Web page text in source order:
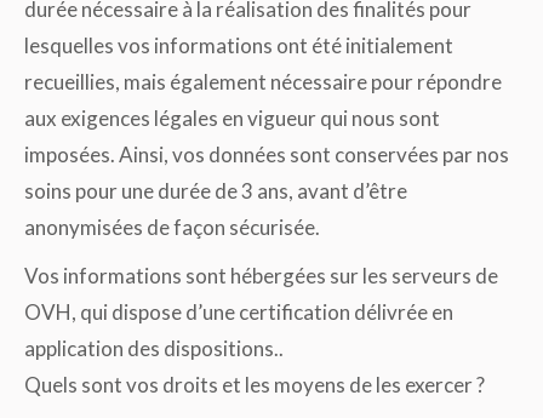
durée nécessaire à la réalisation des finalités pour
lesquelles vos informations ont été initialement
recueillies, mais également nécessaire pour répondre
aux exigences légales en vigueur qui nous sont
imposées. Ainsi, vos données sont conservées par nos
soins pour une durée de 3 ans, avant d’être
anonymisées de façon sécurisée.
Vos informations sont hébergées sur les serveurs de
OVH, qui dispose d’une certification délivrée en
application des dispositions..
Quels sont vos droits et les moyens de les exercer ?